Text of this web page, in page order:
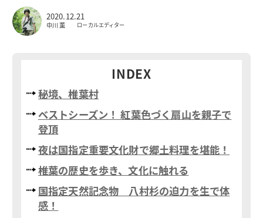
2020.12.21
中川 薫 ローカルエディター
INDEX
秘境、椎葉村
ベストシーズン！ 紅葉色づく扇山を親子で
登頂
夜は国指定重要文化財で郷土料理を堪能！
椎葉の歴史を歩き、文化に触れる
国指定天然記念物 八村杉の迫力を生で体
感！